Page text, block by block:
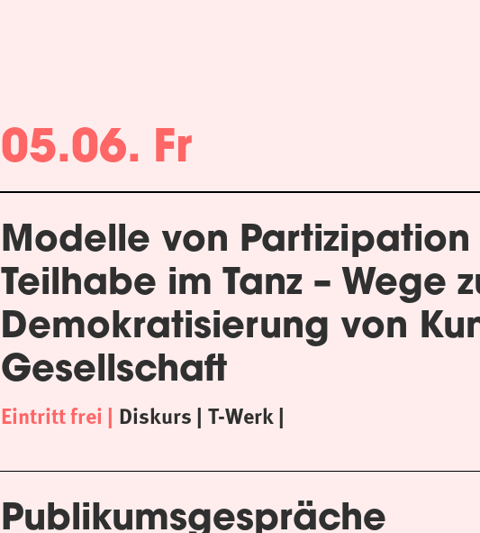
05.06. Fr
Modelle von Partizipation
Teilhabe im Tanz – Wege
Demokratisierung von
Gesellschaft
Eintritt frei Diskurs T-Werk
Publikumsgespräche